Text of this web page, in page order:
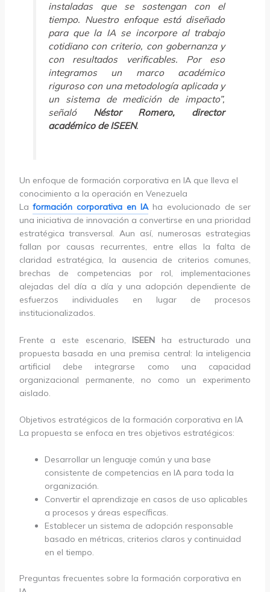
instaladas que se sostengan con el
tiempo. Nuestro enfoque está diseñado
para que la IA se incorpore al trabajo
cotidiano con criterio, con gobernanza y
con resultados verificables. Por eso
integramos un marco académico
riguroso con una metodología aplicada y
un sistema de medición de impacto”,
señaló Néstor Romero, director
académico de ISEEN.
Un enfoque de formación corporativa en IA que lleva el
conocimiento a la operación en Venezuela
Laformación corporativa en IAha evolucionado de ser
una iniciativa de innovación a convertirse en una prioridad
estratégica transversal. Aun así, numerosas estrategias
fallan por causas recurrentes, entre ellas la falta de
claridad estratégica, la ausencia de criterios comunes,
brechas de competencias por rol, implementaciones
alejadas del día a día y una adopción dependiente de
esfuerzos individuales en lugar de procesos
institucionalizados.
Frente a este escenario, ISEEN ha estructurado una
propuesta basada en una premisa central: la inteligencia
artificial debe integrarse como una capacidad
organizacional permanente, no como un experimento
aislado.
Objetivos estratégicos de la formación corporativa en IA
La propuesta se enfoca en tres objetivos estratégicos:
Desarrollar un lenguaje común y una base
consistente de competencias en IA para toda la
organización.
Convertir el aprendizaje en casos de uso aplicables
a procesos y áreas específicas.
Establecer un sistema de adopción responsable
basado en métricas, criterios claros y continuidad
en el tiempo.
Preguntas frecuentes sobre la formación corporativa en